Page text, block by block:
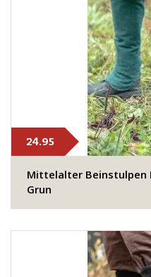
24.95
​Mittelalter Beinstulpen
Grun